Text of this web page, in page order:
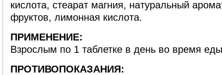
кислота, стеарат магния, натуральный
фруктов, лимонная кислота.
ПРИМЕНЕНИЕ:
Взрослым по 1 таблетке в день во время еды
ПРОТИВОПОКАЗАНИЯ: